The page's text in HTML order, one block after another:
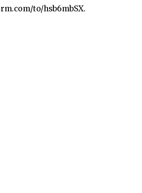
to/hsb6mbSX.